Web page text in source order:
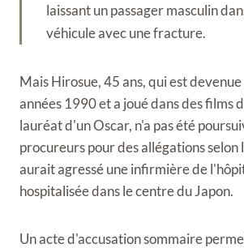
laissant un passager masculin
véhicule avec une fracture.
Mais Hirosue, 45 ans, qui est
années 1990 et a joué dans des films
lauréat d'un Oscar, n'a pas été
procureurs pour des allégations selon
aurait agressé une infirmière de
hospitalisée dans le centre du Japon.
Un acte d'accusation sommaire